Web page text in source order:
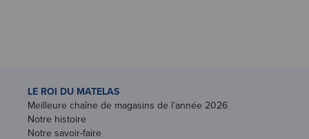
LE ROI DU MATELAS
Meilleure chaîne de magasins de l'année 2026
Notre histoire
Notre savoir-faire